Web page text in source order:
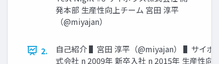
発本部 ⽣産性向上チーム 宮⽥ 淳平
（@miyajan）
2.
⾃⼰紹介 ▌宮⽥ 淳平（@miyajan） ▌サイボ
式会社 n 2009年 新卒⼊社 n 2015年 ⽣産性向